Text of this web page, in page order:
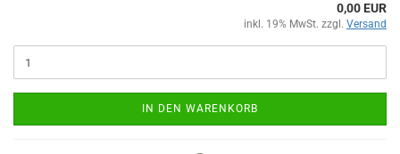
0,00 EUR
inkl. 19% MwSt. zzgl. Versand
IN DEN WARENKORB